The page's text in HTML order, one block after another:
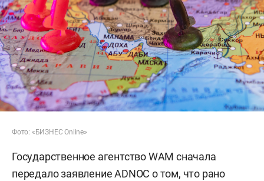
Фото: «БИЗНЕС Online»
Государственное агентство WAM сначала
передало заявление ADNOC о том, что рано